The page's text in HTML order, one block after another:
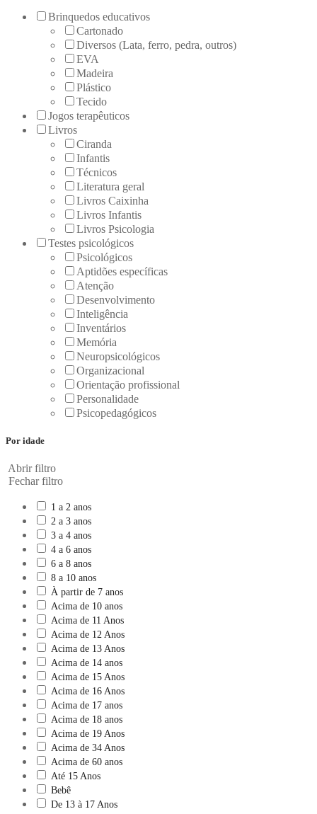
Brinquedos educativos
Cartonado
Diversos (Lata, ferro, pedra, outros)
EVA
Madeira
Plástico
Tecido
Jogos terapêuticos
Livros
Ciranda
Infantis
Técnicos
Literatura geral
Livros Caixinha
Livros Infantis
Livros Psicologia
Testes psicológicos
Psicológicos
Aptidões específicas
Atenção
Desenvolvimento
Inteligência
Inventários
Memória
Neuropsicológicos
Organizacional
Orientação profissional
Personalidade
Psicopedagógicos
Por idade
Abrir filtro
Fechar filtro
1 a 2 anos
2 a 3 anos
3 a 4 anos
4 a 6 anos
6 a 8 anos
8 a 10 anos
À partir de 7 anos
Acima de 10 anos
Acima de 11 Anos
Acima de 12 Anos
Acima de 13 Anos
Acima de 14 anos
Acima de 15 Anos
Acima de 16 Anos
Acima de 17 anos
Acima de 18 anos
Acima de 19 Anos
Acima de 34 Anos
Acima de 60 anos
Até 15 Anos
Bebê
De 13 à 17 Anos